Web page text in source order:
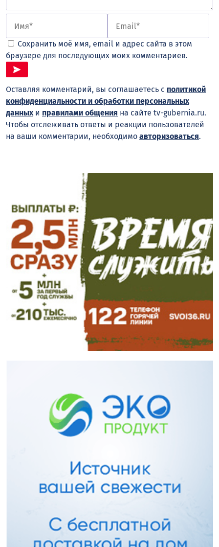
Сохранить моё имя, email и адрес сайта в этом
браузере для последующих моих комментариев.
Оставляя комментарий, вы соглашаетесь с политикой
конфиденциальности и обработки персональных
данныхи правилами общения на сайте tv-gubernia.ru.
Чтобы отслеживать ответы и реакции пользователей
на ваши комментарии, необходимо авторизоваться.